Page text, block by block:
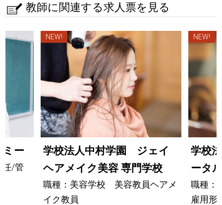
教師に関連する求人票を見る
ー
/管
NEW!
学校法人中村学園 ジェイ
ヘアメイク美容 専門学校
職種：美容学校 美容教員ヘアメ
イク教員
NEW!
学校
ータ
職種：
雇用形